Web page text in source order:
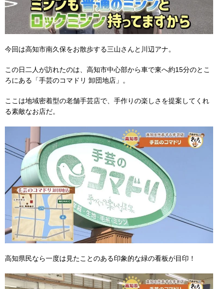
今回は高知市南久保をお散歩する三山さんと川辺アナ。
この日二人が訪れたのは、高知市中心部から車で東へ約15分のとこ
ろにある「手芸のコマドリ 卸団地店」。
ここは地域密着型の老舗手芸店で、手作りの楽しさを提案してくれ
る素敵なお店だ。
高知県民なら一度は見たことのある印象的な緑の看板が目印！